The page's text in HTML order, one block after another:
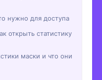
нужно для доступа
открыть статистику
маски и что они